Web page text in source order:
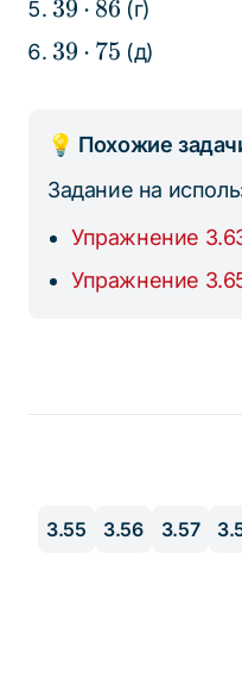
86
\cdot
86
39 ⋅ 86 (г)
39
39 ⋅ 75 (д)
💡 Похожие
Задание на
Упражнение
Упражнение
3.55 3.56 3.57